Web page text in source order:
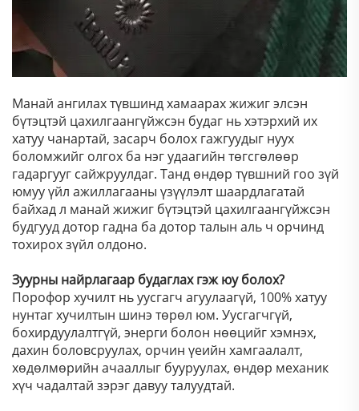
Манай ангилах түвшинд хамаарах жижиг элсэн
бүтэцтэй цахилгаангүйжсэн будаг нь хэтэрхий их
хатуу чанартай, засарч болох гажгуудыг нуух
боломжийг олгох ба нэг удаагийн төгсгөлөөр
гадаргууг сайжруулдаг. Танд өндөр түвшний гоо зүй
юмуу үйл ажиллагааны үзүүлэлт шаардлагатай
байхад л манай жижиг бүтэцтэй цахилгаангүйжсэн
будгууд дотор гадна ба дотор талын аль ч орчинд
тохирох зүйл олдоно.
Зуурны найрлагаар будаглах гэж юу болох?
Порофор хучилт нь уусгагч агуулаагүй, 100% хатуу
нунтаг хучилтын шинэ төрөл юм. Уусгагчгүй,
бохирдуулалтгүй, энерги болон нөөцийг хэмнэх,
дахин боловсруулах, орчин үеийн хамгаалалт,
хөдөлмөрийн ачааллыг бууруулах, өндөр механик
хүч чадалтай зэрэг давуу талуудтай.